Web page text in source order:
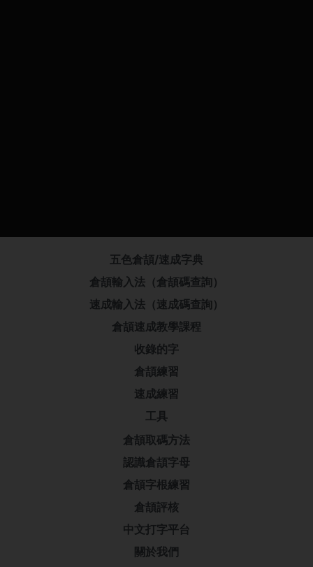
五色倉頡/速成字典
倉頡輸入法（倉頡碼查詢）
速成輸入法（速成碼查詢）
倉頡速成教學課程
收錄的字
倉頡練習
速成練習
工具
倉頡取碼方法
認識倉頡字母
倉頡字根練習
倉頡評核
中文打字平台
關於我們